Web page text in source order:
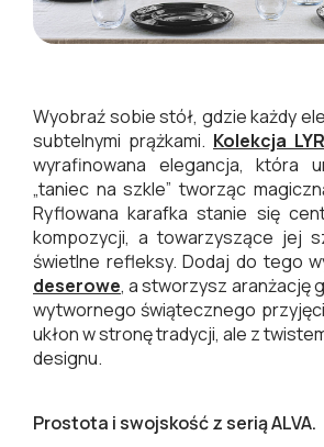
Wyobraź sobie stół, gdzie każdy
subtelnymi prążkami. Kolekcja
wyrafinowana elegancja, która
„taniec na szkle” tworząc
Ryflowana karafka stanie się
kompozycji, a towarzyszące jej
świetlne refleksy. Dodaj do tego
deserowe, a stworzysz aranżację
wytwornego świątecznego
ukłon w stronę tradycji, ale z
designu.
Prostota i swojskość z serią ALVA.